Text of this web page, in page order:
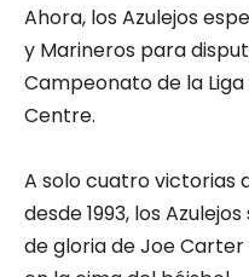
Ahora, los Azulejos
y Marineros para
Campeonato de la
Centre.
A solo cuatro victorias
desde 1993, los
de gloria de Joe